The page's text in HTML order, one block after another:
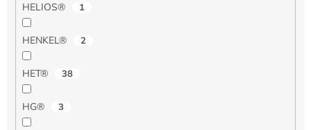
HELIOS® 1
HENKEL® 2
HET® 38
HG® 3